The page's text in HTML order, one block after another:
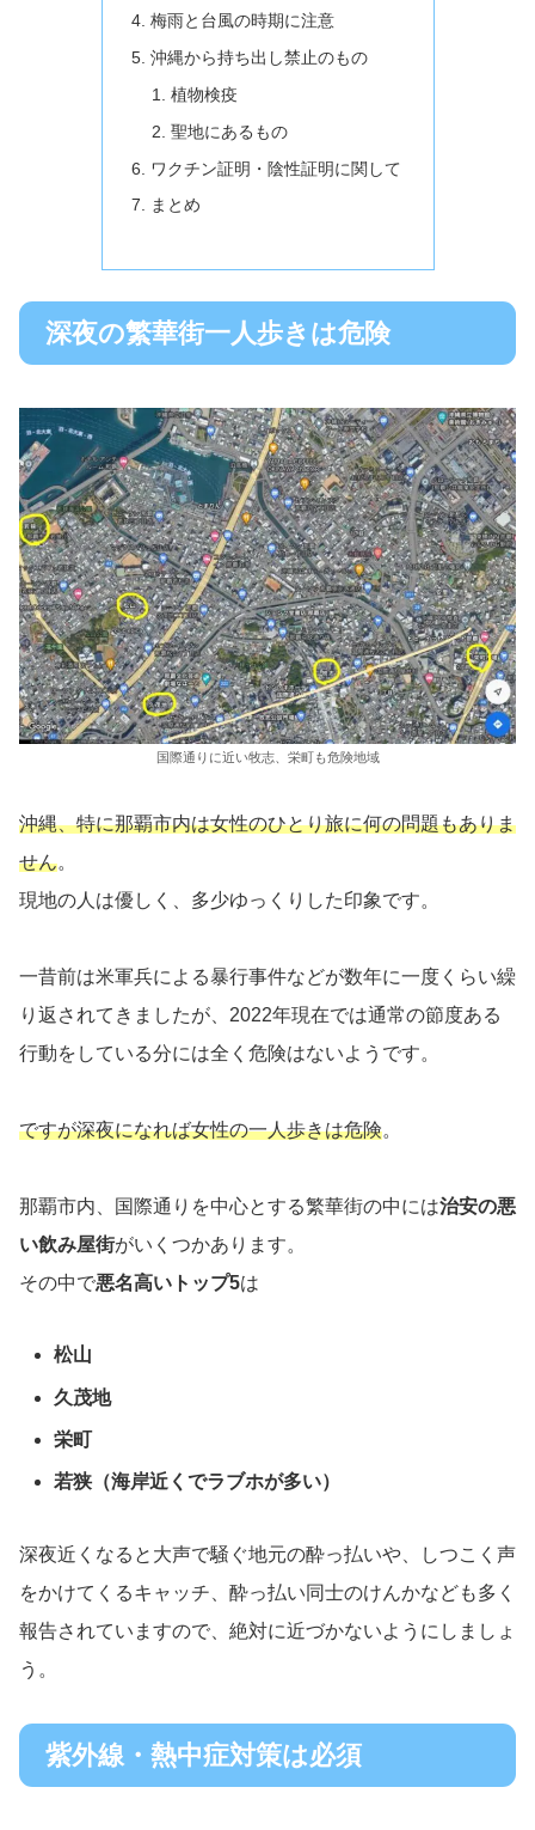
梅雨と台風の時期に注意
沖縄から持ち出し禁止のもの
植物検疫
聖地にあるもの
ワクチン証明・陰性証明に関して
まとめ
深夜の繁華街一人歩きは危険
国際通りに近い牧志、栄町も危険地域
沖縄、特に那覇市内は女性のひとり旅に何の問題もありま
せん。
現地の人は優しく、多少ゆっくりした印象です。
一昔前は米軍兵による暴行事件などが数年に一度くらい繰
り返されてきましたが、2022年現在では通常の節度ある
行動をしている分には全く危険はないようです。
ですが深夜になれば女性の一人歩きは危険。
那覇市内、国際通りを中心とする繁華街の中には治安の悪
い飲み屋街がいくつかあります。
その中で悪名高いトップ5は
松山
久茂地
栄町
若狭（海岸近くでラブホが多い）
深夜近くなると大声で騒ぐ地元の酔っ払いや、しつこく声
をかけてくるキャッチ、酔っ払い同士のけんかなども多く
報告されていますので、絶対に近づかないようにしましょ
う。
紫外線・熱中症対策は必須